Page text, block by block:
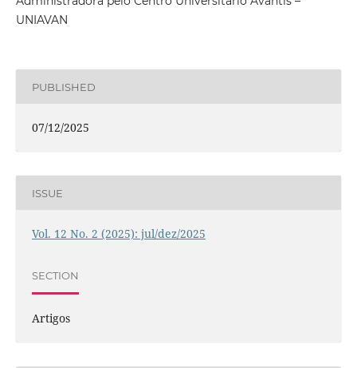
UNIAVAN
PUBLISHED
07/12/2025
ISSUE
Vol. 12 No. 2 (2025): jul/dez/2025
SECTION
Artigos